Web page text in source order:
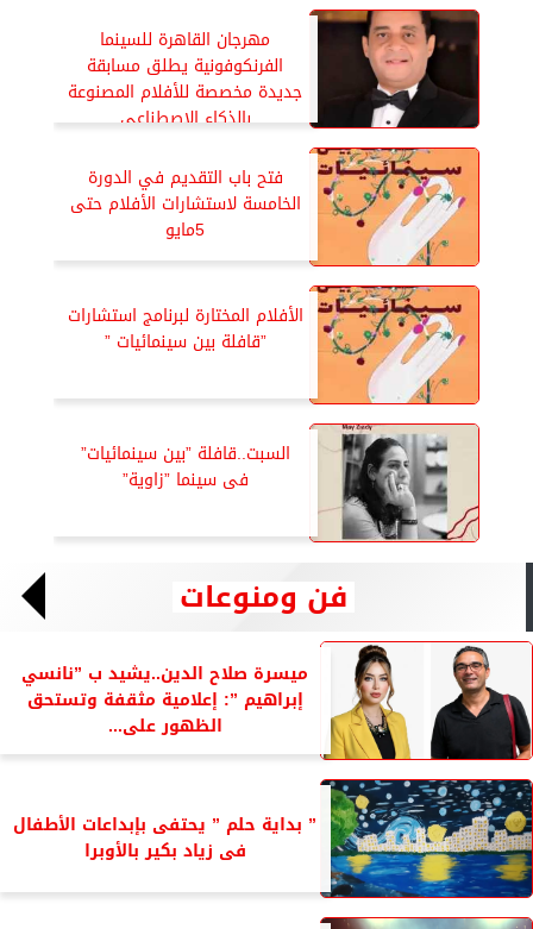
مهرجان القاهرة للسينما
الفرنكوفونية يطلق مسابقة
جديدة مخصصة للأفلام المصنوعة
بالذكاء الاصطناعي
فتح باب التقديم في الدورة
الخامسة لاستشارات الأفلام حتى
5مايو
الأفلام المختارة لبرنامج استشارات
”قافلة بين سينمائيات ”
السبت..قافلة ”بين سينمائيات”
فى سينما ”زاوية”
فن ومنوعات
ميسرة صلاح الدين..يشيد ب ”نانسي
إبراهيم ”: إعلامية مثقفة وتستحق
الظهور على...
” بداية حلم ” يحتفى بإبداعات الأطفال
فى زياد بكير بالأوبرا